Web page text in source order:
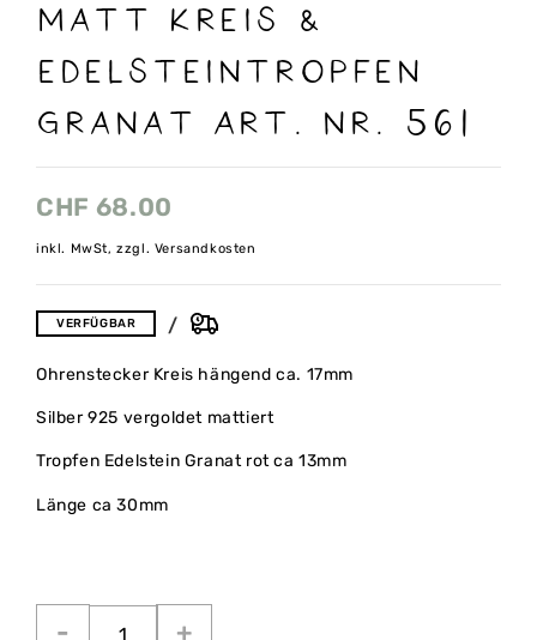
Edelsteintropfen
granat Art. nr. 561
CHF 68.00
inkl. MwSt, zzgl. Versandkosten
VERFÜGBAR
Ohrenstecker Kreis hängend ca. 17mm
Silber 925 vergoldet mattiert
Tropfen Edelstein Granat rot ca 13mm
Länge ca 30mm